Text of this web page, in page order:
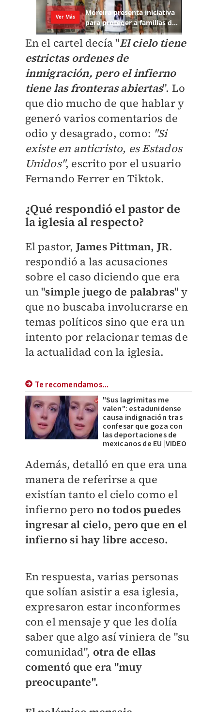
En el cartel decía "El cielo tiene
estrictas ordenes de
inmigración, pero el infierno
tiene las fronteras abiertas". Lo
que dio mucho de que hablar y
generó varios comentarios de
odio y desagrado, como: "Si
existe en anticristo, es Estados
Unidos", escrito por el usuario
Fernando Ferrer en Tiktok.
¿Qué respondió el pastor de
la iglesia al respecto?
El pastor, James Pittman, JR.
respondió a las acusaciones
sobre el caso diciendo que era
un "simple juego de palabras" y
que no buscaba involucrarse en
temas políticos sino que era un
intento por relacionar temas de
la actualidad con la iglesia.
Te recomendamos...
"Sus lagrimitas me
valen": estadunidense
causa indignación tras
confesar que goza con
las deportaciones de
mexicanos de EU |VIDEO
Además, detalló en que era una
manera de referirse a que
existían tanto el cielo como el
infierno pero no todos puedes
ingresar al cielo, pero que en el
infierno si hay libre acceso.
En respuesta, varias personas
que solían asistir a esa iglesia,
expresaron estar inconformes
con el mensaje y que les dolía
saber que algo así viniera de "su
comunidad", otra de ellas
comentó que era "muy
preocupante".